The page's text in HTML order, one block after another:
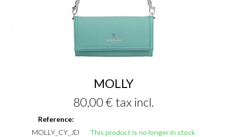
MOLLY
80,00 € tax incl.
Reference:
MOLLY_CY_JD
This product is no longer in stock